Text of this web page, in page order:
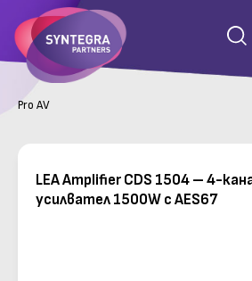
Pro AV
LEA Amplifier CDS 1504 – 4-
усилвател 1500W с AES67